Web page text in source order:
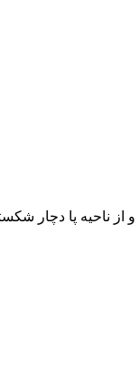
از ناحیه پا دچار